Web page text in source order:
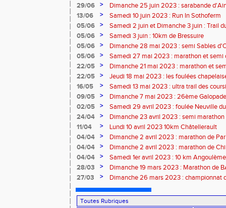
29/06
>
Dimanche 25 juin 2023 : sarabande
13/06
>
Samedi 10 juin 2023 : Run In Sothoferm
05/06
>
Samedi 2 juin et Dimanche 3 juin : Trail
Velay
05/06 >
Samedi 3 juin : 10km de Bressuire
05/06
>
Dimanche 28 mai 2023 : semi Sables
05/06
>
Samedi 27 mai 2023 : marathon et semi
22/05
>
Dimanche 21 mai 2023 : marathon et
22/05
>
Jeudi 18 mai 2023 : les foulées
16/05
>
Samedi 13 mai 2023 : ultra trail des
09/05
>
Dimanche 7 mai 2023 : 26ème
02/05
>
Samedi 29 avril 2023 : foulée Neuville
24/04
>
Dimanche 23 avril 2023 : semi marathon
11/04
>
Lundi 10 avril 2023 10km Châtellerault
04/04
>
Dimanche 2 avril 2023 : marathon de
04/04
>
Dimanche 2 avril 2023 : marathon de
04/04
>
Samedi 1er avril 2023 : 10 km Angoulème
28/03
>
Dimanche 19 mars 2023 : Marathon de
27/03
> Dimanche 26 mars 2023 : championnat